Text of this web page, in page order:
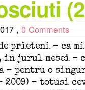
, 0 Comments
prieteni – ca
in jurul mesei –
– pentru o
2009) – totusi